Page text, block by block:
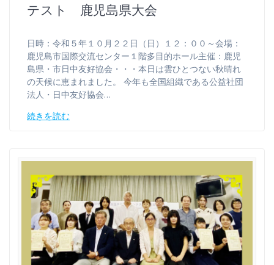
テスト 鹿児島県大会
日時：令和５年１０月２２日（日）１２：００～会場：
鹿児島市国際交流センター１階多目的ホール主催：鹿児
島県・市日中友好協会・・・本日は雲ひとつない秋晴れ
の天候に恵まれました。 今年も全国組織である公益社団
法人・日中友好協会…
続きを読む